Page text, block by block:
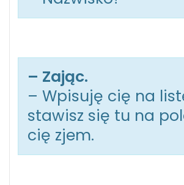
– Zając.
– Wpisuję cię na
stawisz się tu na
cię zjem.